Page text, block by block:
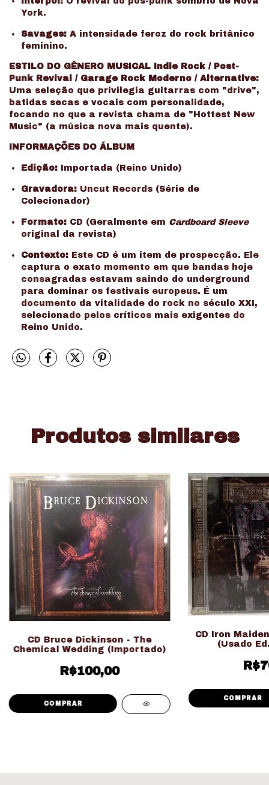
York.
Savages: A intensidade feroz do rock britânico
feminino.
ESTILO DO GÊNERO MUSICAL
Indie Rock / Post-
Punk Revival / Garage Rock Moderno / Alternative:
Uma seleção que privilegia guitarras com "drive",
batidas secas e vocais com personalidade,
focando no que a revista chama de "Hottest New
Music" (a música nova mais quente).
INFORMAÇÕES DO ÁLBUM
Edição: Importada (Reino Unido)
Gravadora: Uncut Records (Série de
Colecionador)
Formato: CD (Geralmente em Cardboard Sleeve
original da revista)
Contexto: Este CD é um item de prospecção. Ele
captura o exato momento em que bandas hoje
consagradas estavam saindo do underground
para dominar os festivais europeus. É um
documento da vitalidade do rock no século XXI,
selecionado pelos críticos mais exigentes do
Reino Unido.
Produtos similares
CD Bruce Dickinson - The
Chemical Wedding (Importado)
R$100,00
CD Iron
(Usado